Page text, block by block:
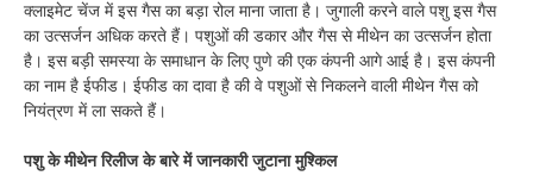
क्लाइमेट चेंज में इस गैस का बड़ा रोल माना जाता है। जुगाली करने वाले पशु इस गैस
का उत्सर्जन अधिक करते हैं। पशुओं की डकार और गैस से मीथेन का उत्सर्जन होता
है। इस बड़ी समस्या के समाधान के लिए पुणे की एक कंपनी आगे आई है। इस कंपनी
का नाम है ईफीड। ईफीड का दावा है की वे पशुओं से निकलने वाली मीथेन गैस को
नियंत्रण में ला सकते हैं।
पशु के मीथेन रिलीज के बारे में जानकारी जुटाना मुश्किल